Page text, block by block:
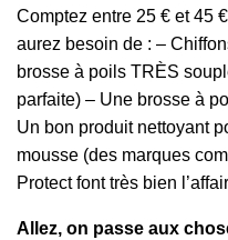
Comptez entre 25 € et 45
aurez besoin de : –
brosse à poils TRÈS
parfaite) – Une brosse à
Un bon produit nettoyant
mousse (des marques
Protect font très bien
Allez, on passe aux